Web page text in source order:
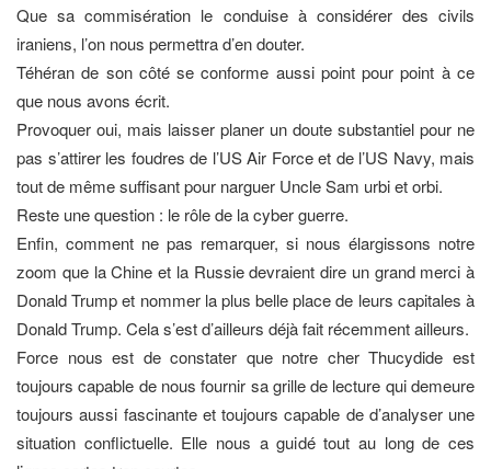
Que sa commisération le conduise à considérer des civils
iraniens, l’on nous permettra d’en douter.
Téhéran de son côté se conforme aussi point pour point à ce
que nous avons écrit.
Provoquer oui, mais laisser planer un doute substantiel pour ne
pas s’attirer les foudres de l’US Air Force et de l’US Navy, mais
tout de même suffisant pour narguer Uncle Sam urbi et orbi.
Reste une question : le rôle de la cyber guerre.
Enfin, comment ne pas remarquer, si nous élargissons notre
zoom que la Chine et la Russie devraient dire un grand merci à
Donald Trump et nommer la plus belle place de leurs capitales à
Donald Trump. Cela s’est d’ailleurs déjà fait récemment ailleurs.
Force nous est de constater que notre cher Thucydide est
toujours capable de nous fournir sa grille de lecture qui demeure
toujours aussi fascinante et toujours capable de d’analyser une
situation conflictuelle. Elle nous a guidé tout au long de ces